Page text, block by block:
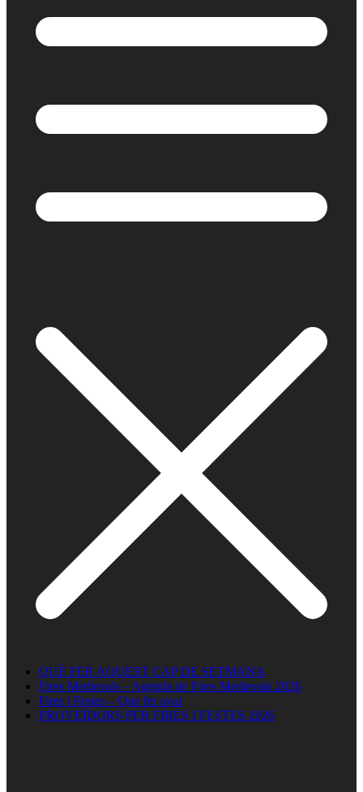
QUÈ FER AQUEST CAP DE SETMANA
Fires Medievals – Agenda de Fires Medievals 2026
Fires i Festes – Que fer avui
PROVEÏDORS PER FIRES I FESTES 2026